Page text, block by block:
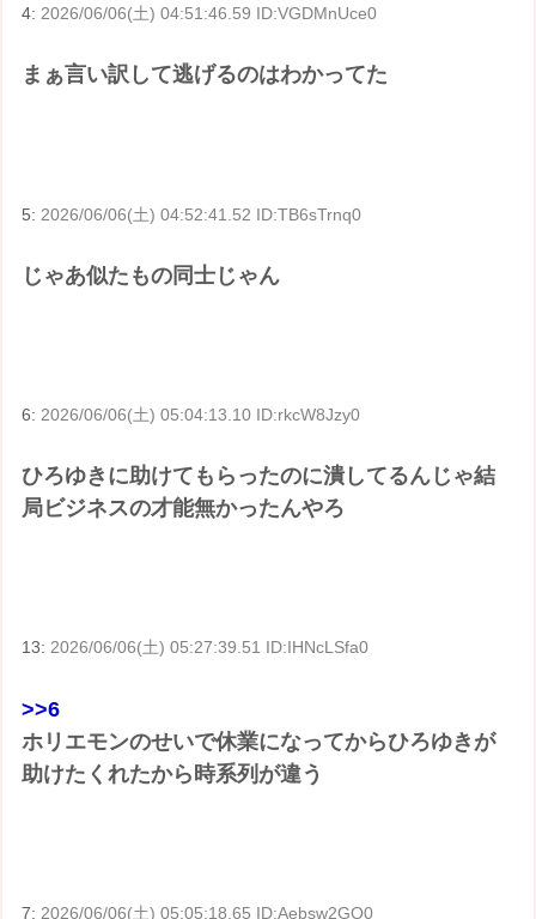
4:2026/06/06(土) 04:51:46.59 ID:VGDMnUce0
まぁ言い訳して逃げるのはわかってた
5: 2026/06/06(土) 04:52:41.52 ID:TB6sTrnq0
じゃあ似たもの同士じゃん
6: 2026/06/06(土) 05:04:13.10 ID:rkcW8Jzy0
ひろゆきに助けてもらったのに潰してるんじゃ結
局ビジネスの才能無かったんやろ
13:2026/06/06(土) 05:27:39.51 ID:IHNcLSfa0
>>6
ホリエモンのせいで休業になってからひろゆきが
助けたくれたから時系列が違う
7: 2026/06/06(土) 05:05:18.65 ID:Aebsw2GO0